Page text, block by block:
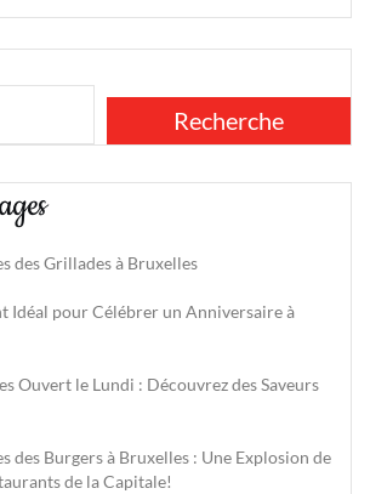
Recherche
des Grillades à Bruxelles
Idéal pour Célébrer un Anniversaire à
Ouvert le Lundi : Découvrez des Saveurs
des Burgers à Bruxelles : Une Explosion de
de la Capitale!